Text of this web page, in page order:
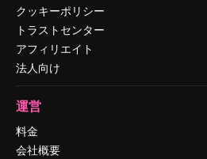
クッキーポリシー
トラストセンター
アフィリエイト
法人向け
運営
料金
会社概要